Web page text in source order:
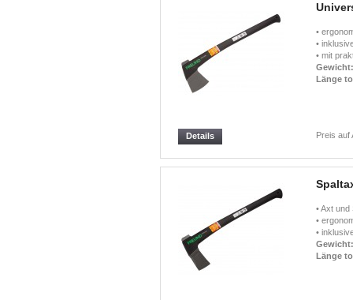
•
•
• mit
Gewicht:
Länge
Preis auf
Details
• Axt
•
•
Gewicht:
Länge